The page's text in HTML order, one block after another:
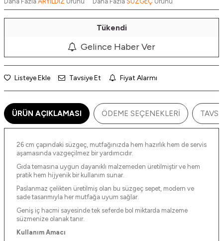
Tükendi
Gelince Haber Ver
Listeye Ekle Tavsiye Et Fiyat Alarmı
ÜRÜN AÇIKLAMASI ÖDEME SEÇENEKLERI
26 cm çapındaki süzgeç, mutfağınızda hem hazırlık hem de servis
aşamasında vazgeçilmez bir yardımcıdır.
Gıda temasına uygun dayanıklı malzemeden üretilmiştir ve hem
pratik hem hijyenik bir kullanım sunar.
Paslanmaz çelikten üretilmiş olan bu süzgeç sepet, modern ve
sade tasarımıyla her mutfağa uyum sağlar.
Geniş iç hacmi sayesinde tek seferde bol miktarda malzeme
süzmenize olanak tanır.
Kullanım Amacı